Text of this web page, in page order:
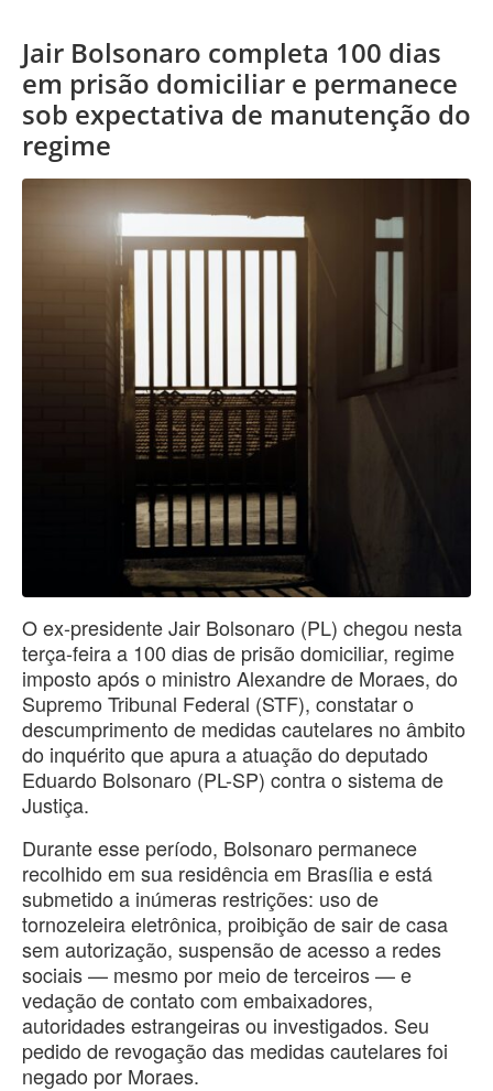
Jair Bolsonaro completa 100 dias
em prisão domiciliar e permanece
sob expectativa de manutenção do
regime
O ex-presidente Jair Bolsonaro (PL) chegou nesta
terça-feira a 100 dias de prisão domiciliar, regime
imposto após o ministro Alexandre de Moraes, do
Supremo Tribunal Federal (STF), constatar o
descumprimento de medidas cautelares no âmbito
do inquérito que apura a atuação do deputado
Eduardo Bolsonaro (PL-SP) contra o sistema de
Justiça.
Durante esse período, Bolsonaro permanece
recolhido em sua residência em Brasília e está
submetido a inúmeras restrições: uso de
tornozeleira eletrônica, proibição de sair de casa
sem autorização, suspensão de acesso a redes
sociais — mesmo por meio de terceiros — e
vedação de contato com embaixadores,
autoridades estrangeiras ou investigados. Seu
pedido de revogação das medidas cautelares foi
negado por Moraes.